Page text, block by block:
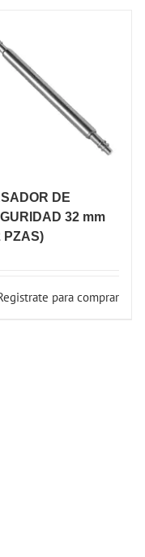
DE
32 mm
PZAS)
para comprar